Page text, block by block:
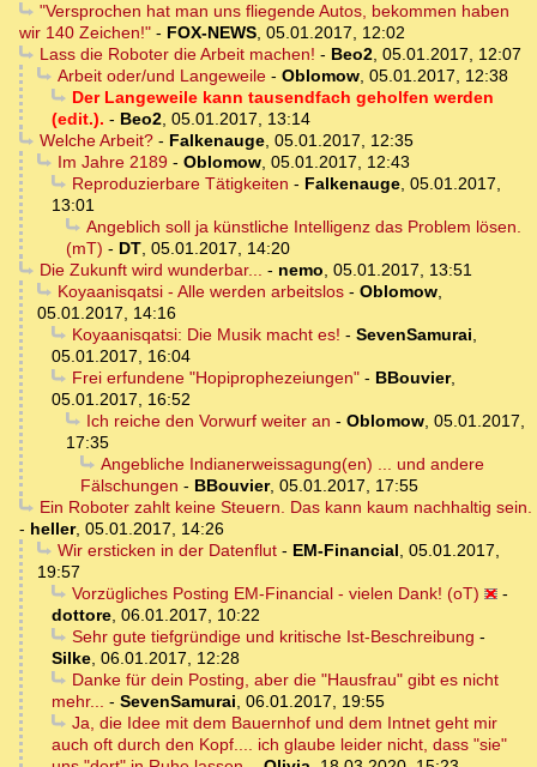
"Versprochen hat man uns fliegende Autos, bekommen haben
wir 140 Zeichen!" - FOX-NEWS, 05.01.2017, 12:02
Lass die Roboter die Arbeit machen! - Beo2, 05.01.2017, 12:07
Arbeit oder/und Langeweile- Oblomow, 05.01.2017, 12:38
Der Langeweile kann tausendfach geholfen werden
(edit.). - Beo2, 05.01.2017, 13:14
Welche Arbeit?- Falkenauge, 05.01.2017, 12:35
Im Jahre 2189- Oblomow, 05.01.2017, 12:43
Reproduzierbare Tätigkeiten - Falkenauge, 05.01.2017,
13:01
Angeblich soll ja künstliche Intelligenz das Problem lösen.
(mT) - DT, 05.01.2017, 14:20
Die Zukunft wird wunderbar... - nemo, 05.01.2017, 13:51
Koyaanisqatsi - Alle werden arbeitslos- Oblomow,
05.01.2017, 14:16
Koyaanisqatsi: Die Musik macht es! - SevenSamurai,
05.01.2017, 16:04
Frei erfundene "Hopiprophezeiungen"- BBouvier,
05.01.2017, 16:52
Ich reiche den Vorwurf weiter an - Oblomow, 05.01.2017,
17:35
Angebliche Indianerweissagung(en) ... und andere
Fälschungen - BBouvier, 05.01.2017, 17:55
Ein Roboter zahlt keine Steuern. Das kann kaum nachhaltig sein.
- heller, 05.01.2017, 14:26
Wir ersticken in der Datenflut- EM-Financial, 05.01.2017,
19:57
Vorzügliches Posting EM-Financial - vielen Dank! (oT)
-
dottore, 06.01.2017, 10:22
Sehr gute tiefgründige und kritische Ist-Beschreibung -
Silke, 06.01.2017, 12:28
Danke für dein Posting, aber die "Hausfrau" gibt es nicht
mehr... - SevenSamurai, 06.01.2017, 19:55
Ja, die Idee mit dem Bauernhof und dem Intnet geht mir
auch oft durch den Kopf.... ich glaube leider nicht, dass "sie"